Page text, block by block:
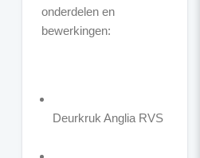
onderdelen en
bewerkingen:
Deurkruk Anglia RVS